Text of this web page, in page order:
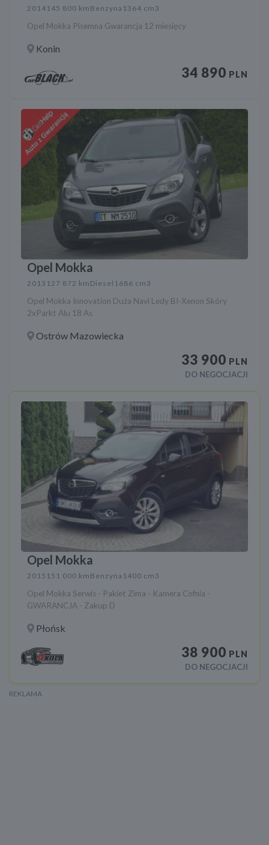
2014 145 800 km Benzyna 1364 cm3
Opel Mokka Pisemna Gwarancja 12 miesięcy
Konin
34 890 PLN
Opel Mokka
2013 127 872 km Diesel 1686 cm3
Opel Mokka Innovation Duża Navi Ledy BI-Xenon Skóry
2xParkt Alu 18 As
Ostrów Mazowiecka
33 900 PLN
DO NEGOCJACJI
Opel Mokka
2015 151 000 km Benzyna 1400 cm3
Opel Mokka Serwis - Pakiet Zima - Kamera Cofnia -
GWARANCJA - Zakup D
Płońsk
38 900 PLN
DO NEGOCJACJI